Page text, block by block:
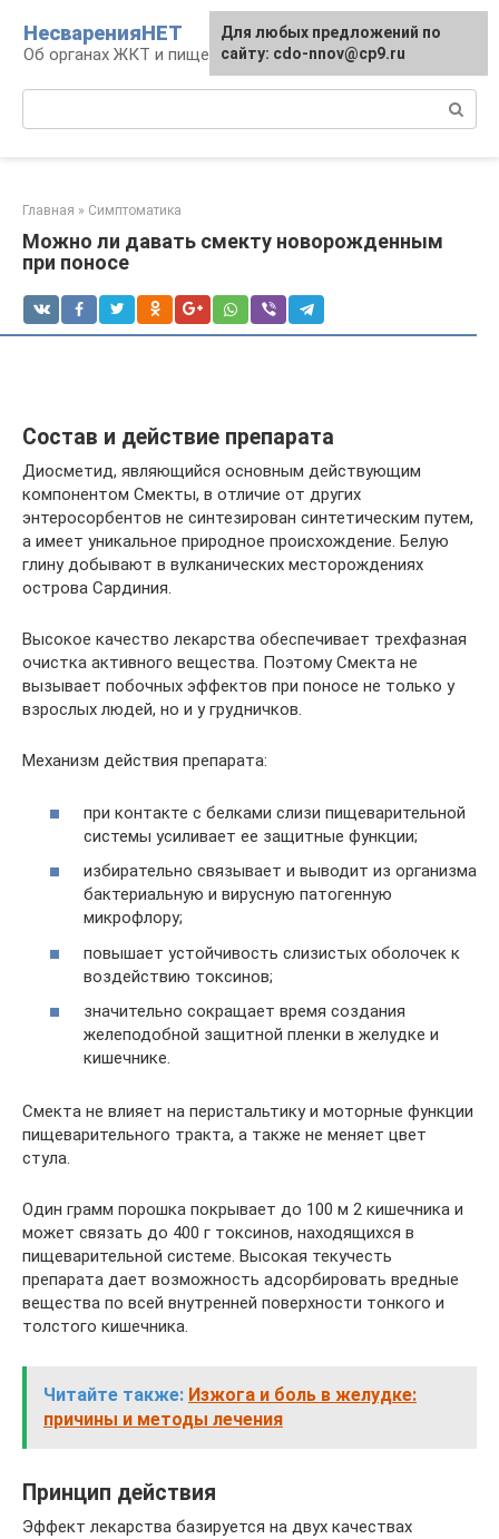
контенту
НесваренияНЕТ
Об органах ЖКТ и пищеварении
Главная » Симптоматика
Можно ли давать смекту новорожденным
при поносе
Состав и действие препарата
Диосметид, являющийся основным действующим
компонентом Смекты, в отличие от других
энтеросорбентов не синтезирован синтетическим путем,
а имеет уникальное природное происхождение. Белую
глину добывают в вулканических месторождениях
острова Сардиния.
Высокое качество лекарства обеспечивает трехфазная
очистка активного вещества. Поэтому Смекта не
вызывает побочных эффектов при поносе не только у
взрослых людей, но и у грудничков.
Механизм действия препарата:
при контакте с белками слизи пищеварительной
системы усиливает ее защитные функции;
избирательно связывает и выводит из организма
бактериальную и вирусную патогенную
микрофлору;
повышает устойчивость слизистых оболочек к
воздействию токсинов;
значительно сокращает время создания
желеподобной защитной пленки в желудке и
кишечнике.
Смекта не влияет на перистальтику и моторные функции
пищеварительного тракта, а также не меняет цвет
стула.
Один грамм порошка покрывает до 100 м 2 кишечника и
может связать до 400 г токсинов, находящихся в
пищеварительной системе. Высокая текучесть
препарата дает возможность адсорбировать вредные
вещества по всей внутренней поверхности тонкого и
толстого кишечника.
Читайте также: Изжога и боль в желудке:
причины и методы лечения
Принцип действия
Эффект лекарства базируется на двух качествах
Для любых предложений по
сайту: cdo-nnov@cp9.ru